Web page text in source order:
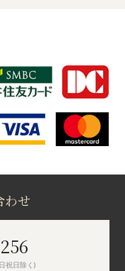
わせ
祝日除く)